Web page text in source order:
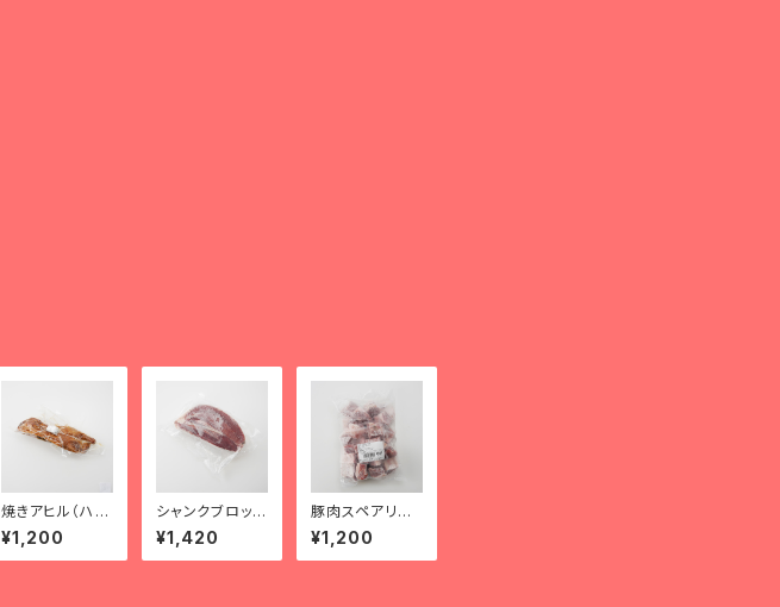
焼きアヒル（ハー
フ） vịt quay nử
a con
¥1,200
シャンクブロック
（1kg～2.8kg）
bắp bò
¥1,420
豚肉スペアリブ
カット(1kg) sườ
n già
¥1,200